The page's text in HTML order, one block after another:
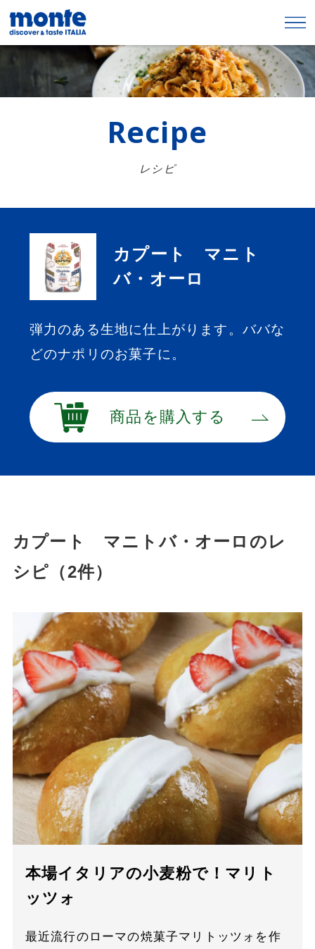
Recipe
レシピ
カプート マニト
バ・オーロ
弾力のある生地に仕上がります。ババな
どのナポリのお菓子に。
商品を購入する
カプート マニトバ・オーロのレ
シピ（2件）
本場イタリアの小麦粉で！マリト
ッツォ
最近流行のローマの焼菓子マリトッツォを作